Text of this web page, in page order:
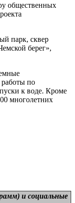
общественных
парк, сквер
берег»,
по
к воде. Кроме
многолетних
и социальные